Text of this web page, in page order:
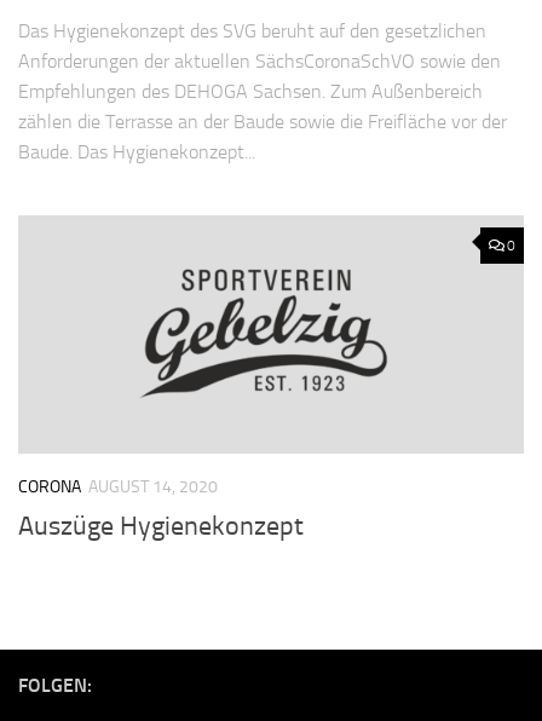
Das Hygienekonzept des SVG beruht auf den gesetzlichen
Anforderungen der aktuellen SächsCoronaSchVO sowie den
Empfehlungen des DEHOGA Sachsen. Zum Außenbereich
zählen die Terrasse an der Baude sowie die Freifläche vor der
Baude. Das Hygienekonzept...
0
CORONA AUGUST 14, 2020
Auszüge Hygienekonzept
FOLGEN: